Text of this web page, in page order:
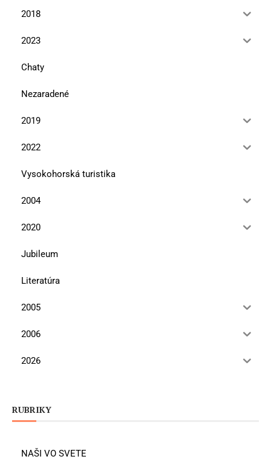
2018
2023
Chaty
Nezaradené
2019
2022
Vysokohorská turistika
2004
2020
Jubileum
Literatúra
2005
2006
2026
RUBRIKY
NAŠI VO SVETE